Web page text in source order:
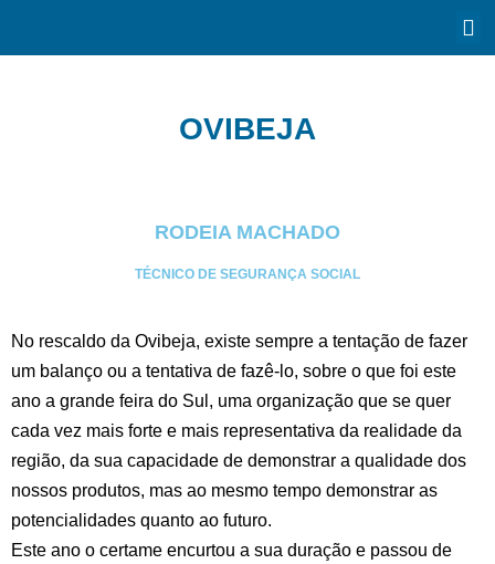
OVIBEJA
RODEIA MACHADO
TÉCNICO DE SEGURANÇA SOCIAL
No rescaldo da Ovibeja, existe sempre a tentação de fazer
um balanço ou a tentativa de fazê-lo, sobre o que foi este
ano a grande feira do Sul, uma organização que se quer
cada vez mais forte e mais representativa da realidade da
região, da sua capacidade de demonstrar a qualidade dos
nossos produtos, mas ao mesmo tempo demonstrar as
potencialidades quanto ao futuro.
Este ano o certame encurtou a sua duração e passou de